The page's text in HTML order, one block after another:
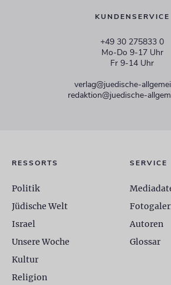
KUNDENSERVICE
+49 30 275833 0
Mo-Do 9-17 Uhr
Fr 9-14 Uhr
verlag@juedische-
redaktion@juedische-
RESSORTS
Politik
Jüdische Welt
Israel
Unsere Woche
Kultur
Religion
SERVICE
Autoren
Glossar